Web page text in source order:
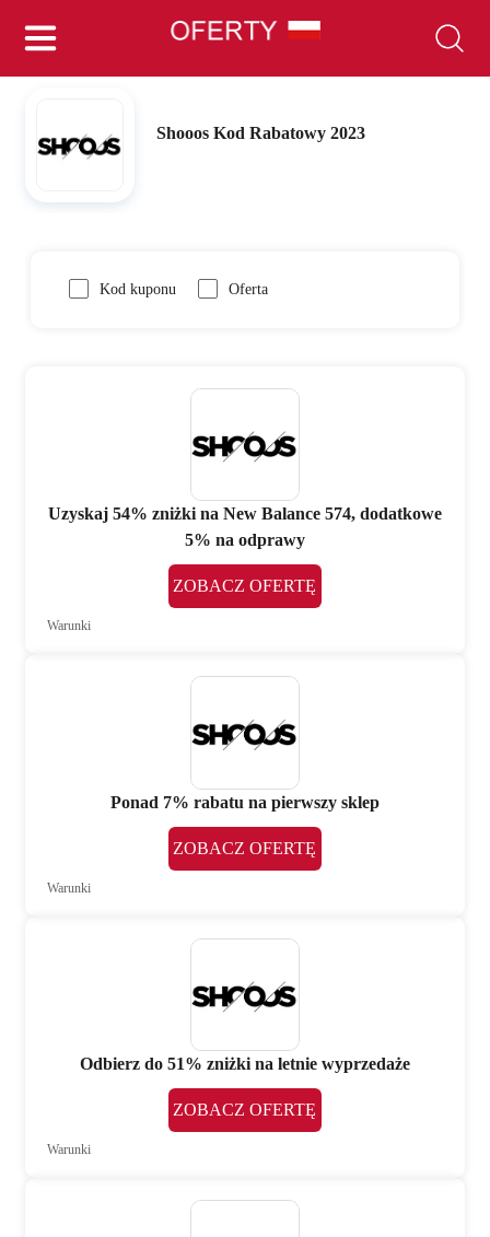
Shooos Kod Rabatowy 2023
Kod kuponu Oferta
Uzyskaj 54% zniżki na New Balance 574, dodatkowe
5% na odprawy
ZOBACZ OFERTĘ
Warunki
Ponad 7% rabatu na pierwszy sklep
ZOBACZ OFERTĘ
Warunki
Odbierz do 51% zniżki na letnie wyprzedaże
ZOBACZ OFERTĘ
Warunki